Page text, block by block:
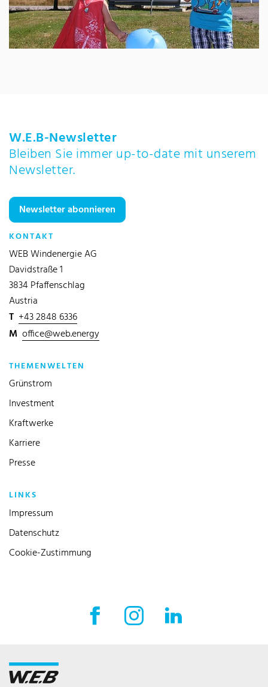
W.E.B-Newsletter
Bleiben Sie immer up-to-date mit unserem
Newsletter.
Newsletter abonnieren
KONTAKT
WEB Windenergie AG
Davidstraße 1
3834 Pfaffenschlag
Austria
T +43 2848 6336
M office@web.energy
THEMENWELTEN
Grünstrom
Investment
Kraftwerke
Karriere
Presse
LINKS
Impressum
Datenschutz
Cookie-Zustimmung
Facebook Externer Link
Instagram Externer Link